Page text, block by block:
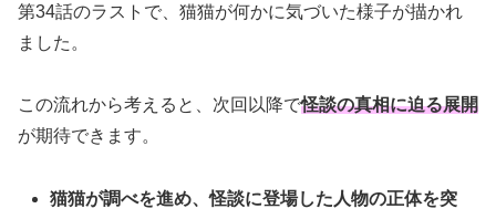
第34話のラストで、猫猫が何かに気づいた様子が描かれ
ました。
この流れから考えると、次回以降で怪談の真相に迫る展開
が期待できます。
猫猫が調べを進め、怪談に登場した人物の正体を突